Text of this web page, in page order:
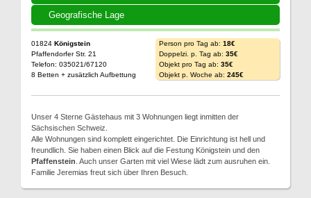
Geografische Lage
01824 Königstein
Pfaffendorfer Str. 21
Telefon: 035021/67120
8 Betten + zusätzlich Aufbettung
Person pro Tag ab: 18€
Doppelzi. p. Tag ab: 35€
Objekt pro Tag ab: 35€
Objekt p. Woche ab: 245€
Unser 4 Sterne Gästehaus mit 3 Wohnungen liegt inmitten der
Sächsischen Schweiz.
Alle Wohnungen sind komplett eingerichtet. Die Einrichtung ist hell und
freundlich. Sie haben einen Blick auf die Festung Königstein und den
Pfaffenstein . Auch unser Garten mit viel Wiese lädt zum ausruhen ein.
Familie Jeremias freut sich über Ihren Besuch.